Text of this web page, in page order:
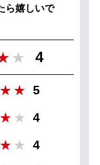
ら嬉しいで
4
5
4
4